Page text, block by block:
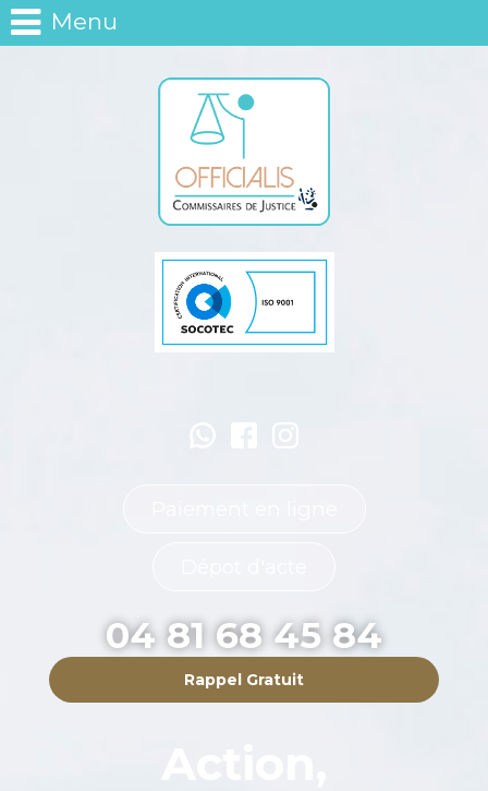
Menu
04 81 68 45 84
Rappel Gratuit
Panneau de gestion des cookies